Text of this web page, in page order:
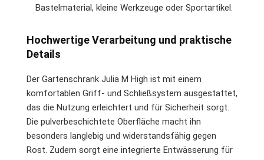
Bastelmaterial, kleine Werkzeuge oder Sportartikel.
Hochwertige Verarbeitung und praktische
Details
Der Gartenschrank Julia M High ist mit einem
komfortablen Griff- und Schließsystem ausgestattet,
das die Nutzung erleichtert und für Sicherheit sorgt.
Die pulverbeschichtete Oberfläche macht ihn
besonders langlebig und widerstandsfähig gegen
Rost. Zudem sorgt eine integrierte Entwässerung für